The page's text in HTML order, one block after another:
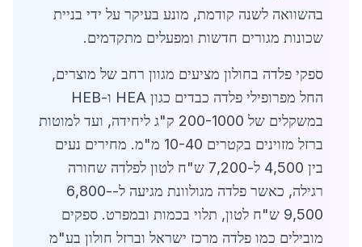
בהשוואה לשנה קודמת, מונע בעיקר על ידי בניית
שכונות מגורים חדשות ומפעלים מתקדמים.
ספקי פלדה בחולון מציעים מגוון רחב של מוצרים,
החל מפרופילי פלדה כבדים כגון HEA ו-HEB
במשקלים של 200-1000 ק"ג ליחידה, ועד למוטות
ברזל מזוינים בקטרים 10-40 מ"מ. מחירים נעים
בין 4,500 ל-7,200 ש"ח לטון לפלדה שחורה
רגילה, כאשר פלדה מגולוונת מגיעה ל-6,800-
9,500 ש"ח לטון, תלוי בכמות ובמפרט. ספקים
מובילים כמו פלדה מרכז ישראל וברזל חולון בע"מ